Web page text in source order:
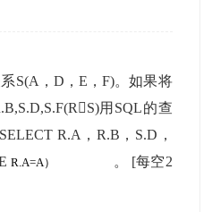
S(A，D，E，F)。如果将
用SQL的查
R.A，R.B，S.D，
。 [每空2